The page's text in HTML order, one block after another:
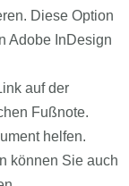
Diese Option
Adobe InDesign
auf der
Fußnote.
helfen.
können Sie auch